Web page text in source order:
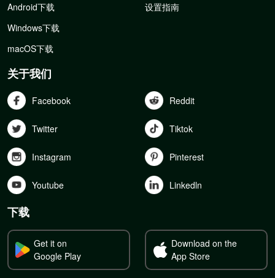
Android下载
Windows下载
macOS下载
设置指南
关于我们
Facebook Reddit
Twitter Tiktok
Instagram Pinterest
Youtube Linkedln
下载
Get it on
Google Play
Download on the
App Store